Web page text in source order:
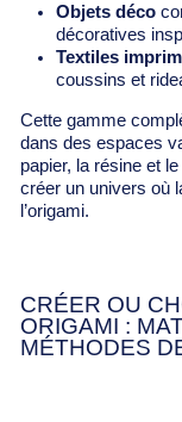
Objets déco
décoratives
Textiles
coussins et
Cette gamme
dans des espaces
papier, la résine et
créer un univers où
l’origami.
CRÉER OU
ORIGAMI :
MÉTHODES